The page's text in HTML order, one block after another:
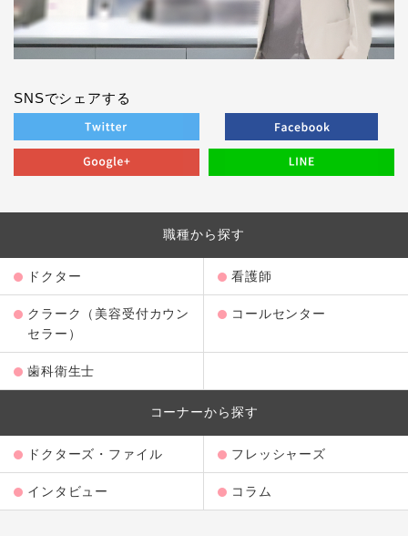
SNSでシェアする
職種から探す
ドクター 看護師
クラーク（美容受付カウン
セラー）
コールセンター
歯科衛生士
コーナーから探す
ドクターズ・ファイル フレッシャーズ
インタビュー コラム